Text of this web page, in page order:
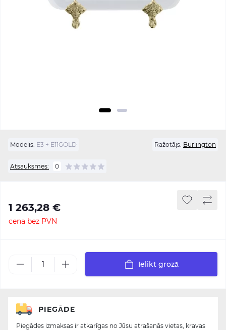
Modelis: E3 + E11GOLD Ražotājs: Burlington
Atsauksmes: 0
1 263,28 €
cena bez PVN
Ielikt grozā
PIEGĀDE
Piegādes izmaksas ir atkarīgas no Jūsu atrašanās vietas, kravas